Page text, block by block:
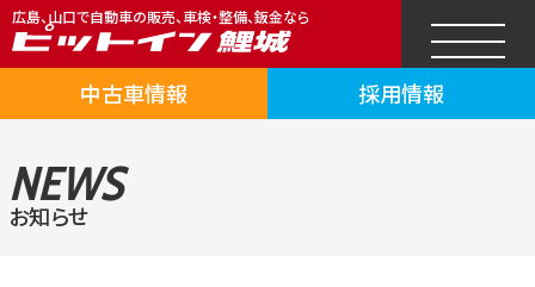
広島、山口で自動車の販売、車検・整備、鈑金なら
中古車情報 採用情報
NEWS
お知らせ